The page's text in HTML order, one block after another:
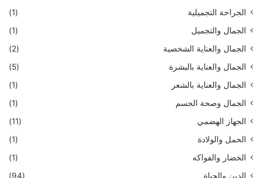
الجراحة التجميلية
(1)
الجمال والتجميل
(1)
الجمال والعناية الشخصية
(2)
الجمال والعناية بالبشرة
(5)
الجمال والعناية بالشعر
(1)
الجمال وصحة الجسم
(1)
الجهاز الهضمي
(11)
الحمل والولادة
(1)
الخضار والفواكه
(1)
الدين والحياة
(94)